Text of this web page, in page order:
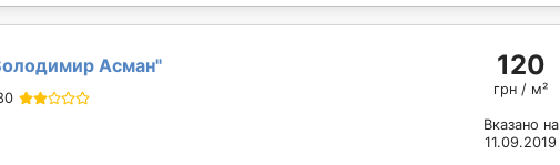
Асман" 120
грн / м²
Вказано на
11.09.2019